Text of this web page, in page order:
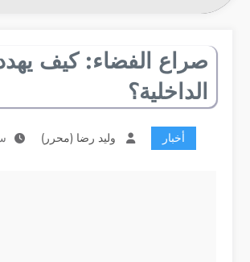
صراع الفضاء: كيف
الداخلية؟
أخبار وليد رضا (محرر)